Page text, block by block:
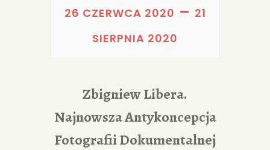
26 CZERWCA 2020 – 21
SIERPNIA 2020
Zbigniew Libera.
Najnowsza Antykoncepcja
Fotografii Dokumentalnej